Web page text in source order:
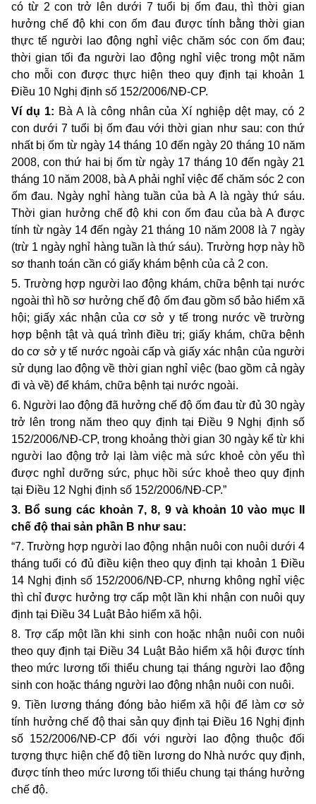
có từ 2 con trở lên dưới 7 tuổi bị ốm đau, thì thời gian
hưởng chế độ khi con ốm đau được tính bằng thời gian
thực tế người lao động nghỉ việc chăm sóc con ốm đau;
thời gian tối đa người lao động nghỉ việc trong một năm
cho mỗi con được thực hiện theo quy định tại khoản 1
Điều 10 Nghị định số 152/2006/NĐ-CP.
Ví dụ 1: Bà A là công nhân của Xí nghiệp dệt may, có 2
con dưới 7 tuổi bị ốm đau với thời gian như sau: con thứ
nhất bị ốm từ ngày 14 tháng 10 đến ngày 20 tháng 10 năm
2008, con thứ hai bị ốm từ ngày 17 tháng 10 đến ngày 21
tháng 10 năm 2008, bà A phải nghỉ việc để chăm sóc 2 con
ốm đau. Ngày nghỉ hàng tuần của bà A là ngày thứ sáu.
Thời gian hưởng chế độ khi con ốm đau của bà A được
tính từ ngày 14 đến ngày 21 tháng 10 năm 2008 là 7 ngày
(trừ 1 ngày nghỉ hàng tuần là thứ sáu). Trường hợp này hồ
sơ thanh toán cần có giấy khám bệnh của cả 2 con.
5. Trường hợp người lao động khám, chữa bệnh tại nước
ngoài thì hồ sơ hưởng chế độ ốm đau gồm sổ bảo hiểm xã
hội; giấy xác nhận của cơ sở y tế trong nước về trường
hợp bệnh tật và quá trình điều trị; giấy khám, chữa bệnh
do cơ sở y tế nước ngoài cấp và giấy xác nhận của người
sử dụng lao động về thời gian nghỉ việc (bao gồm cả ngày
đi và về) để khám, chữa bệnh tại nước ngoài.
6. Người lao động đã hưởng chế độ ốm đau từ đủ 30 ngày
trở lên trong năm theo quy định tại Điều 9 Nghị định số
152/2006/NĐ-CP, trong khoảng thời gian 30 ngày kể từ khi
người lao động trở lại làm việc mà sức khoẻ còn yếu thì
được nghỉ dưỡng sức, phục hồi sức khoẻ theo quy định
tại Điều 12 Nghị định số 152/2006/NĐ-CP.”
3. Bổ sung các khoản 7, 8, 9 và khoản 10 vào mục II
chế độ thai sản phần B như sau:
“7. Trường hợp người lao động nhận nuôi con nuôi dưới 4
tháng tuổi có đủ điều kiện theo quy định tại khoản 1 Điều
14 Nghị định số 152/2006/NĐ-CP, nhưng không nghỉ việc
thì chỉ được hưởng trợ cấp một lần khi nhận con nuôi quy
định tại Điều 34 Luật Bảo hiểm xã hội.
8. Trợ cấp một lần khi sinh con hoặc nhận nuôi con nuôi
theo quy định tại Điều 34 Luật Bảo hiểm xã hội được tính
theo mức lương tối thiểu chung tại tháng người lao động
sinh con hoặc tháng người lao động nhận nuôi con nuôi.
9. Tiền lương tháng đóng bảo hiểm xã hội để làm cơ sở
tính hưởng chế độ thai sản quy định tại Điều 16 Nghị định
số 152/2006/NĐ-CP đối với người lao động thuộc đối
tượng thực hiện chế độ tiền lương do Nhà nước quy định,
được tính theo mức lương tối thiểu chung tại tháng hưởng
chế độ.